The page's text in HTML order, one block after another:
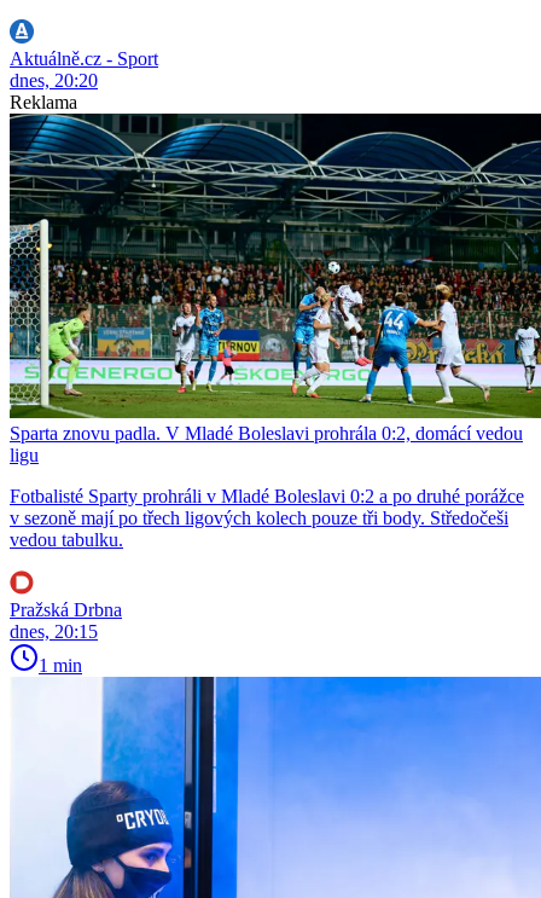
Aktuálně.cz - Sport
dnes, 20:20
Reklama
Sparta znovu padla. V Mladé Boleslavi prohrála 0:2, domácí vedou
ligu
Fotbalisté Sparty prohráli v Mladé Boleslavi 0:2 a po druhé porážce
v sezoně mají po třech ligových kolech pouze tři body. Středočeši
vedou tabulku.
Pražská Drbna
dnes, 20:15
1 min